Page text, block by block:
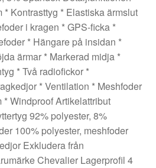
* Kontrasttyg * Elastiska ärmslut
i kragen * GPS-ficka *
* Hängare på insidan *
ärmar * Markerad midja *
* Två radiofickor *
* Ventilation * Meshfoder
Windproof Artikelattribut
92% polyester, 8%
100% polyester, meshfoder
Exkludera från
Chevalier Lagerprofil 4